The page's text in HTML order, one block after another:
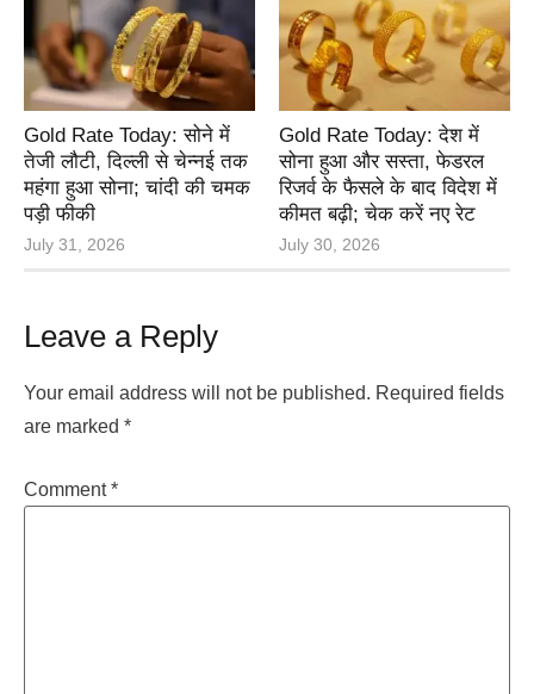
Gold Rate Today: सोने में
तेजी लौटी, दिल्ली से चेन्नई तक
महंगा हुआ सोना; चांदी की चमक
पड़ी फीकी
July 31, 2026
Gold Rate Today: देश में
सोना हुआ और सस्ता, फेडरल
रिजर्व के फैसले के बाद विदेश में
कीमत बढ़ी; चेक करें नए रेट
July 30, 2026
Leave a Reply
Your email address will not be published. Required fields
are marked *
Comment*